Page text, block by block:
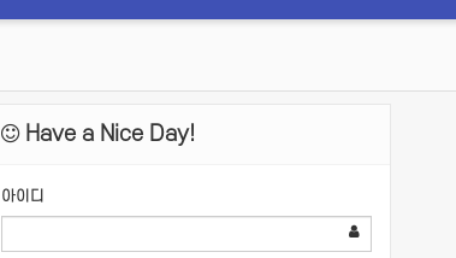
Have a Nice Day!
아이디